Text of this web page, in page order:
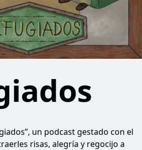
un podcast gestado con el
risas, alegría y regocijo a